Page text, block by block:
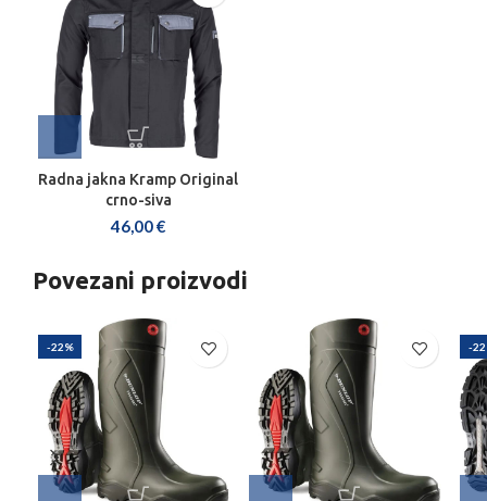
Radna jakna Kramp Original
crno-siva
46,00€
Povezani proizvodi
-22% -